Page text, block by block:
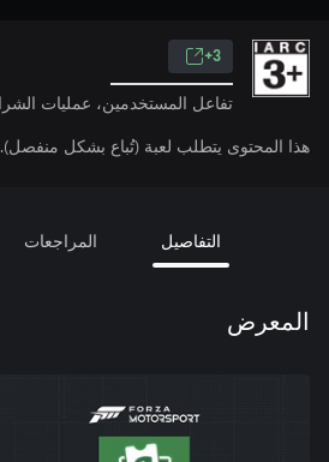
3+
تفاعل المستخدمين، عمليات
هذا المحتوى يتطلب لعبة (تُباع بشكل منفصل).
التفاصيل المراجعات
المعرض